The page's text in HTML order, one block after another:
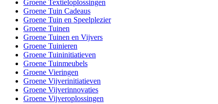
Groene Textieloplossingen
Groene Tuin Cadeaus
Groene Tuin en Speelplezier
Groene Tuinen
Groene Tuinen en Vijvers
Groene Tuinieren
Groene Tuininitiatieven
Groene Tuinmeubels
Groene Vieringen
Groene Vijverinitiatieven
Groene Vijverinnovaties
Groene Vijveroplossingen